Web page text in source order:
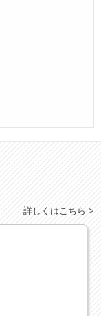
詳しくはこちら >